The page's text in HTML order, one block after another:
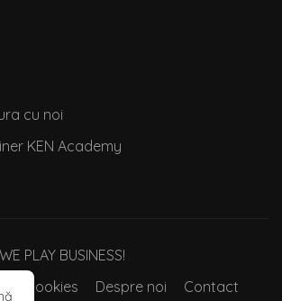
cu noi
KEN Academy
PLAY BUSINESS!
Cookies Despre noi Contact